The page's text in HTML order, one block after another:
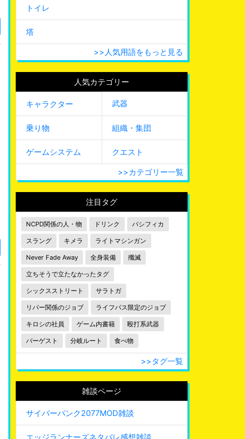
トイレ
塔
>>人気用語をもっと見る
人気カテゴリー
キャラクター 武器
乗り物 組織・集団
ゲームシステム クエスト
>>カテゴリー一覧
注目タグ
NCPD関係の人・物 ドリンク パシフィカ
スラング キメラ ライトマシンガン
Never Fade Away 全身装備 殲滅
立ちそうで立たなかったタグ
シックスストリート サラトガ
リバー関係のジョブ ライフパス限定のジョブ
キロシの社員 ゲーム内書籍 殴打系武器
バーゲスト 分岐ルート 食べ物
>>タグ一覧
雑談ページ
サイバーパンク2077MOD雑談
エッジランナーズネタバレ感想雑談